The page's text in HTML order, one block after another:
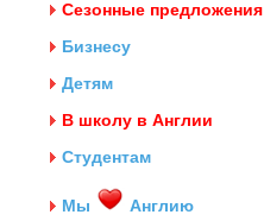
Сезонные предложения
Бизнесу
Детям
В школу в Англии
Студентам
Мы
Англию